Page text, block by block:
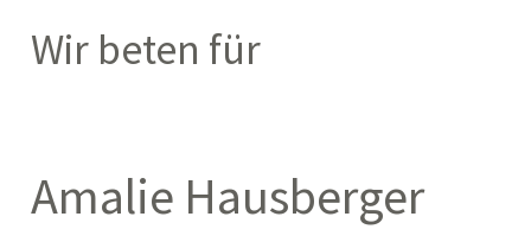
Wir beten für
Amalie Hausberger